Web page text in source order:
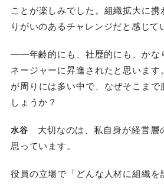
ことが楽しみでした。組織拡大に
りがいのあるチャレンジだと感じて
――年齢的にも、社歴的にも、かな
ネージャーに昇進されたと思います
が周りには多い中で、なぜそこまで
しょうか？
水谷 大切なのは、私自身が経営層
思っています。
役員の立場で「どんな人材に組織を